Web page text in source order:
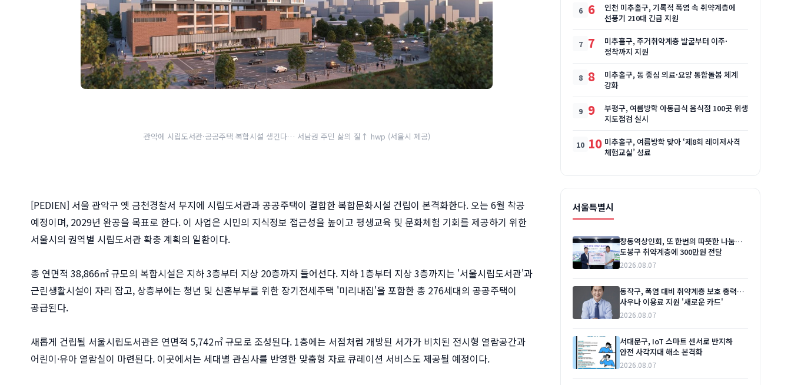
관악에 시립도서관·공공주택 복합시설 생긴다… 서남권 주민 삶의 질↑ hwp (서울시 제공)
[PEDIEN] 서울 관악구 옛 금천경찰서 부지에 시립도서관과 공공주택이 결합한 복합문화시설 건립이 본격화한다. 오는 6월 착공
예정이며, 2029년 완공을 목표로 한다. 이 사업은 시민의 지식정보 접근성을 높이고 평생교육 및 문화체험 기회를 제공하기 위한
서울시의 권역별 시립도서관 확충 계획의 일환이다.
총 연면적 38,866㎡ 규모의 복합시설은 지하 3층부터 지상 20층까지 들어선다. 지하 1층부터 지상 3층까지는 '서울시립도서관'과
근린생활시설이 자리 잡고, 상층부에는 청년 및 신혼부부를 위한 장기전세주택 '미리내집'을 포함한 총 276세대의 공공주택이
공급된다.
새롭게 건립될 서울시립도서관은 연면적 5,742㎡ 규모로 조성된다. 1층에는 서점처럼 개방된 서가가 비치된 전시형 열람공간과
어린이·유아 열람실이 마련된다. 이곳에서는 세대별 관심사를 반영한 맞춤형 자료 큐레이션 서비스도 제공될 예정이다.
6
인천 미추홀구, 기록적 폭염 속 취약계층에
선풍기 210대 긴급 지원
7
미추홀구, 주거취약계층 발굴부터 이주·
정착까지 지원
8
미추홀구, 동 중심 의료·요양 통합돌봄 체계
강화
9
부평구, 여름방학 아동급식 음식점 100곳 위생
지도점검 실시
10 미추홀구, 여름방학 맞아 ‘제8회 레이저사격
체험교실’ 성료
서울특별시
창동역상인회, 또 한번의 따뜻한 나눔…
도봉구 취약계층에 300만원 전달
2026.08.07
동작구, 폭염 대비 취약계층 보호 총력…
사우나 이용료 지원 '새로운 카드'
2026.08.07
서대문구, IoT 스마트 센서로 반지하
안전 사각지대 해소 본격화
2026.08.07